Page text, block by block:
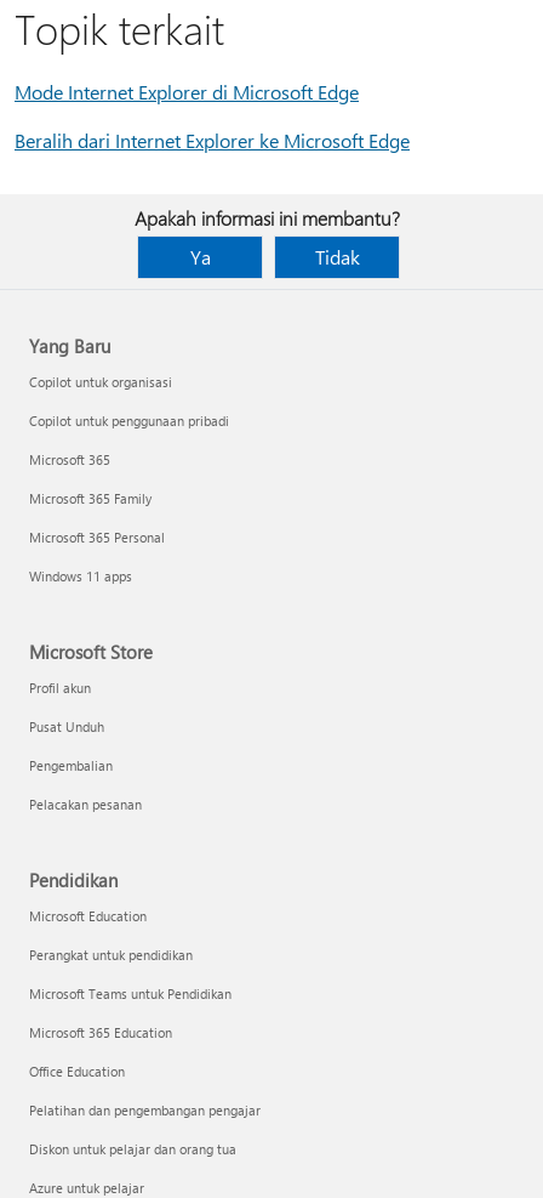
Topik terkait
Mode Internet Explorer di Microsoft Edge
Beralih dari Internet Explorer ke Microsoft Edge
Apakah informasi ini membantu?
Ya
Tidak
Yang Baru
Copilot untuk organisasi
Copilot untuk penggunaan pribadi
Microsoft 365
Microsoft 365 Family
Microsoft 365 Personal
Windows 11 apps
Microsoft Store
Profil akun
Pusat Unduh
Pengembalian
Pelacakan pesanan
Pendidikan
Microsoft Education
Perangkat untuk pendidikan
Microsoft Teams untuk Pendidikan
Microsoft 365 Education
Office Education
Pelatihan dan pengembangan pengajar
Diskon untuk pelajar dan orang tua
Azure untuk pelajar